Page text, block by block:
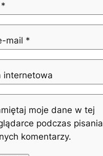
*
mail *
internetowa
moje dane w tej
podczas pisania
komentarzy.